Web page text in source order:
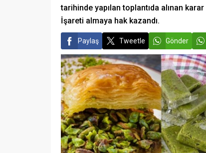
tarihinde yapılan toplantıda alınan
İşareti almaya hak kazandı.
Paylaş Tweetle Gönder